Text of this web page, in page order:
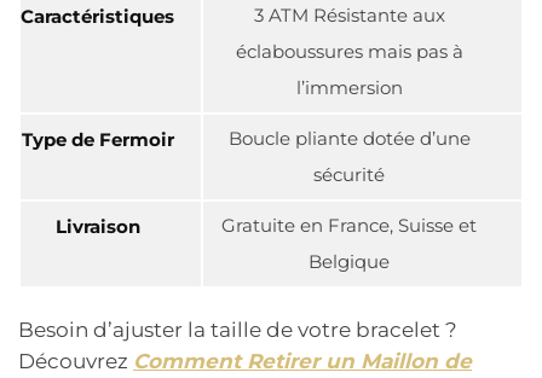
Caractéristiques
3 ATM Résistante aux
éclaboussures mais pas à
l’immersion
Type de Fermoir
Boucle pliante dotée d’une
sécurité
Livraison
Gratuite en France, Suisse et
Belgique
Besoin d’ajuster la taille de votre bracelet ?
Découvrez Comment Retirer un Maillon de